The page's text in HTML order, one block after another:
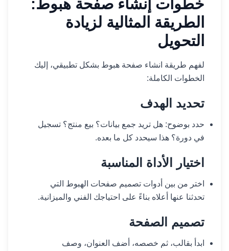
خطوات إنشاء صفحة هبوط:
الطريقة المثالية لزيادة
التحويل
لفهم طريقة انشاء صفحة هبوط بشكل تطبيقي، إليك
الخطوات الكاملة:
تحديد الهدف
حدد بوضوح: هل تريد جمع بيانات؟ بيع منتج؟ تسجيل
في دورة؟ هذا سيحدد كل ما بعده.
اختيار الأداة المناسبة
اختر من بين أدوات تصميم صفحات الهبوط التي
تحدثنا عنها أعلاه بناءً على احتياجك الفني والميزانية.
تصميم الصفحة
ابدأ بقالب، ثم خصصه، أضف العنوان، وصف